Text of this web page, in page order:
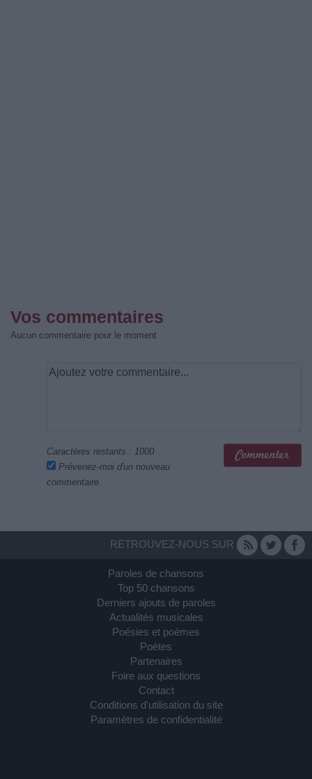
Vos commentaires
Aucun commentaire pour le moment
Caractères restants : 1000
Prévenez-moi d'un nouveau
commentaire
RETROUVEZ-NOUS SUR
Paroles de chansons
Top 50 chansons
Derniers ajouts de paroles
Actualités musicales
Poésies et poèmes
Poètes
Partenaires
Foire aux questions
Contact
Conditions d'utilisation du site
Paramètres de confidentialité